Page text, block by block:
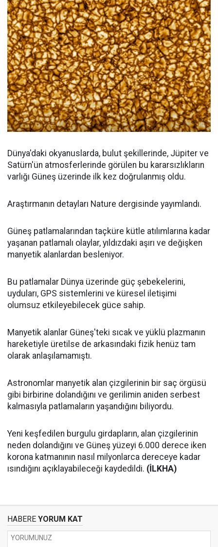
Dünya'daki okyanuslarda, bulut şekillerinde, Jüpiter ve
Satürn'ün atmosferlerinde görülen bu kararsızlıkların
varlığı Güneş üzerinde ilk kez doğrulanmış oldu.
Araştırmanın detayları Nature dergisinde yayımlandı.
Güneş patlamalarından taçküre kütle atılımlarına kadar
yaşanan patlamalı olaylar, yıldızdaki aşırı ve değişken
manyetik alanlardan besleniyor.
Bu patlamalar Dünya üzerinde güç şebekelerini,
uyduları, GPS sistemlerini ve küresel iletişimi
olumsuz etkileyebilecek güce sahip.
Manyetik alanlar Güneş'teki sıcak ve yüklü plazmanın
hareketiyle üretilse de arkasındaki fizik henüz tam
olarak anlaşılamamıştı.
Astronomlar manyetik alan çizgilerinin bir saç örgüsü
gibi birbirine dolandığını ve gerilimin aniden serbest
kalmasıyla patlamaların yaşandığını biliyordu.
Yeni keşfedilen burgulu girdapların, alan çizgilerinin
neden dolandığını ve Güneş yüzeyi 6.000 derece iken
korona katmanının nasıl milyonlarca dereceye kadar
ısındığını açıklayabileceği kaydedildi. (İLKHA)
HABERE YORUM KAT